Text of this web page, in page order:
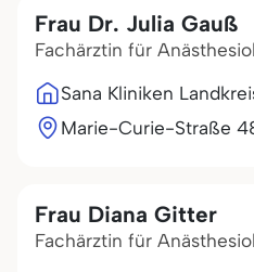
Frau Dr. Julia Gauß
Fachärztin für
Sana Kliniken
Marie-Curie-Straße 4
Frau Diana Gitter
Fachärztin für